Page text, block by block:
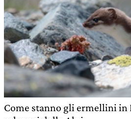
Come stanno gli ermellini in